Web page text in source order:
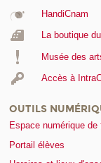
HandiCnam
La boutique
Musée des
Accès à
OUTILS
Espace numérique de
Portail élèves